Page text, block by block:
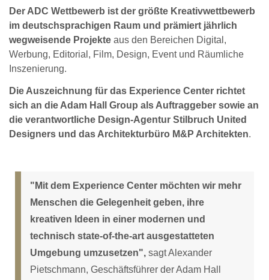
Der ADC Wettbewerb ist der größte Kreativwettbewerb
im deutschsprachigen Raum und prämiert jährlich
wegweisende Projekte aus den Bereichen Digital,
Werbung, Editorial, Film, Design, Event und Räumliche
Inszenierung.
Die Auszeichnung für das Experience Center richtet
sich an die Adam Hall Group als Auftraggeber sowie an
die verantwortliche Design-Agentur Stilbruch United
Designers und das Architekturbüro M&P Architekten.
"Mit dem Experience Center möchten wir mehr
Menschen die Gelegenheit geben, ihre
kreativen Ideen in einer modernen und
technisch state-of-the-art ausgestatteten
Umgebung umzusetzen", sagt Alexander
Pietschmann, Geschäftsführer der Adam Hall